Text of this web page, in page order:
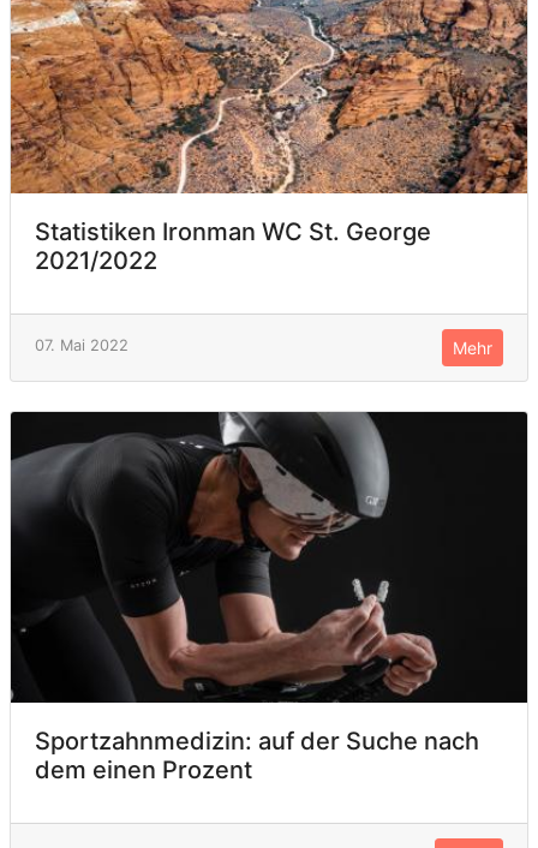
Statistiken Ironman WC St. George
2021/2022
07. Mai 2022 Mehr
Sportzahnmedizin: auf der Suche nach
dem einen Prozent